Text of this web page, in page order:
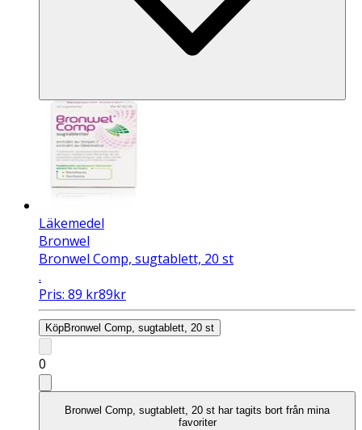
Läkemedel
Bronwel
Bronwel Comp, sugtablett, 20 st
.
Pris: 89 kr89kr
KöpBronwel Comp, sugtablett, 20 st
0
Bronwel Comp, sugtablett, 20 st har tagits bort från mina
favoriter